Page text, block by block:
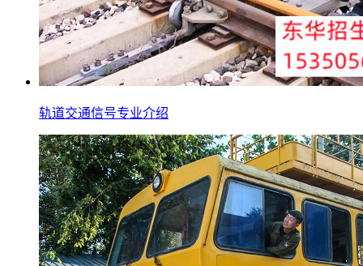
轨道交通信号专业介绍